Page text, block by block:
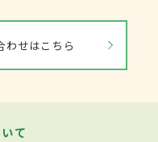
、子宮を温存す
肢もあるが、適
め主治医とよく
後は不良とな
わせはこちら
て